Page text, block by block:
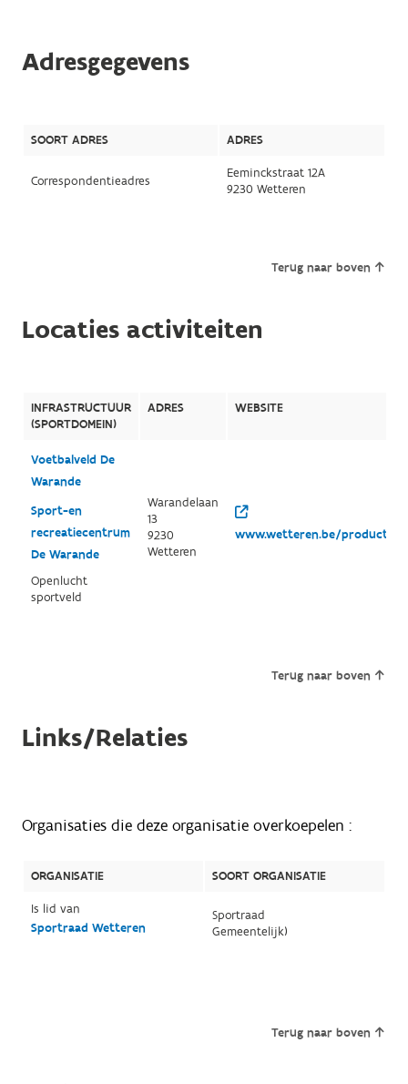
Adresgegevens
SOORT ADRES ADRES
Correspondentieadres
Eeminckstraat 12A
9230 Wetteren
Terug naar boven
Locaties activiteiten
INFRASTRUCTUUR
(SPORTDOMEIN)
ADRES WEBSITE
Voetbalveld De
Warande
Sport-en
recreatiecentrum
De Warande
Openlucht
sportveld
Warandelaan
13
9230
Wetteren
www.wetteren.be/
Terug naar boven
Links/Relaties
Organisaties die deze organisatie overkoepelen :
ORGANISATIE
SOORT ORGANISATIE
Is lid van
Sportraad Wetteren
Sportraad
Gemeentelijk)
Terug naar boven